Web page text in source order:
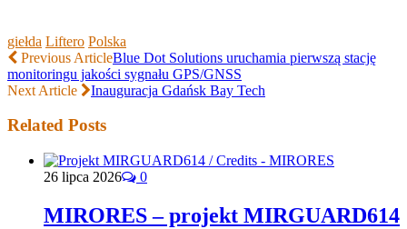
giełda Liftero Polska
Previous ArticleBlue Dot Solutions uruchamia pierwszą stację
monitoringu jakości sygnału GPS/GNSS
Next Article
Inauguracja Gdańsk Bay Tech
Related Posts
26 lipca 2026 0
MIRORES – projekt MIRGUARD614